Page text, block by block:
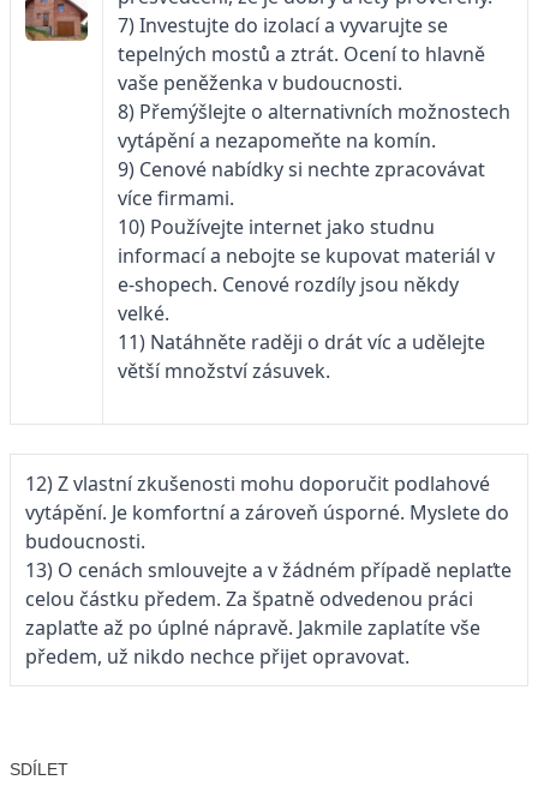
7) Investujte do izolací a vyvarujte se
tepelných mostů a ztrát. Ocení to hlavně
vaše peněženka v budoucnosti.
8) Přemýšlejte o alternativních možnostech
vytápění a nezapomeňte na komín.
9) Cenové nabídky si nechte zpracovávat
více firmami.
10) Používejte internet jako studnu
informací a nebojte se kupovat materiál v
e-shopech. Cenové rozdíly jsou někdy
velké.
11) Natáhněte raději o drát víc a udělejte
větší množství zásuvek.
12) Z vlastní zkušenosti mohu doporučit podlahové
vytápění. Je komfortní a zároveň úsporné. Myslete do
budoucnosti.
13) O cenách smlouvejte a v žádném případě neplaťte
celou částku předem. Za špatně odvedenou práci
zaplaťte až po úplné nápravě. Jakmile zaplatíte vše
předem, už nikdo nechce přijet opravovat.
SDÍLET